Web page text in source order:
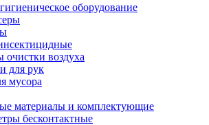
оборудование
очистки воздуха
для рук
мусора
материалы и комплектующие
бесконтактные